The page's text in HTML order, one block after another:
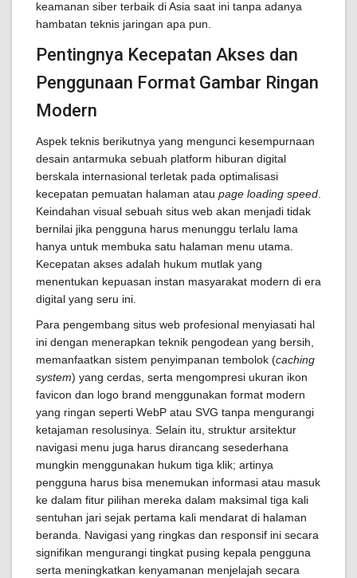
keamanan siber terbaik di Asia saat ini tanpa adanya
hambatan teknis jaringan apa pun.
Pentingnya Kecepatan Akses dan
Penggunaan Format Gambar Ringan
Modern
Aspek teknis berikutnya yang mengunci kesempurnaan
desain antarmuka sebuah platform hiburan digital
berskala internasional terletak pada optimalisasi
kecepatan pemuatan halaman atau page loading speed
Keindahan visual sebuah situs web akan menjadi tidak
bernilai jika pengguna harus menunggu terlalu lama
hanya untuk membuka satu halaman menu utama.
Kecepatan akses adalah hukum mutlak yang
menentukan kepuasan instan masyarakat modern di era
digital yang seru ini.
Para pengembang situs web profesional menyiasati hal
ini dengan menerapkan teknik pengodean yang bersih,
memanfaatkan sistem penyimpanan tembolok (caching
system) yang cerdas, serta mengompresi ukuran ikon
favicon dan logo brand menggunakan format modern
yang ringan seperti WebP atau SVG tanpa mengurangi
ketajaman resolusinya. Selain itu, struktur arsitektur
navigasi menu juga harus dirancang sesederhana
mungkin menggunakan hukum tiga klik; artinya
pengguna harus bisa menemukan informasi atau masuk
ke dalam fitur pilihan mereka dalam maksimal tiga kali
sentuhan jari sejak pertama kali mendarat di halaman
beranda. Navigasi yang ringkas dan responsif ini secara
signifikan mengurangi tingkat pusing kepala pengguna
serta meningkatkan kenyamanan menjelajah secara